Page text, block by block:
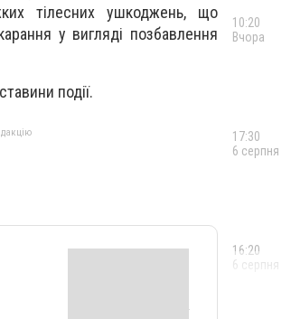
тілесних ушкоджень, що
у вигляді позбавлення
події.
10:20
Вчора
17:30
6 серпня
16:20
6 серпня